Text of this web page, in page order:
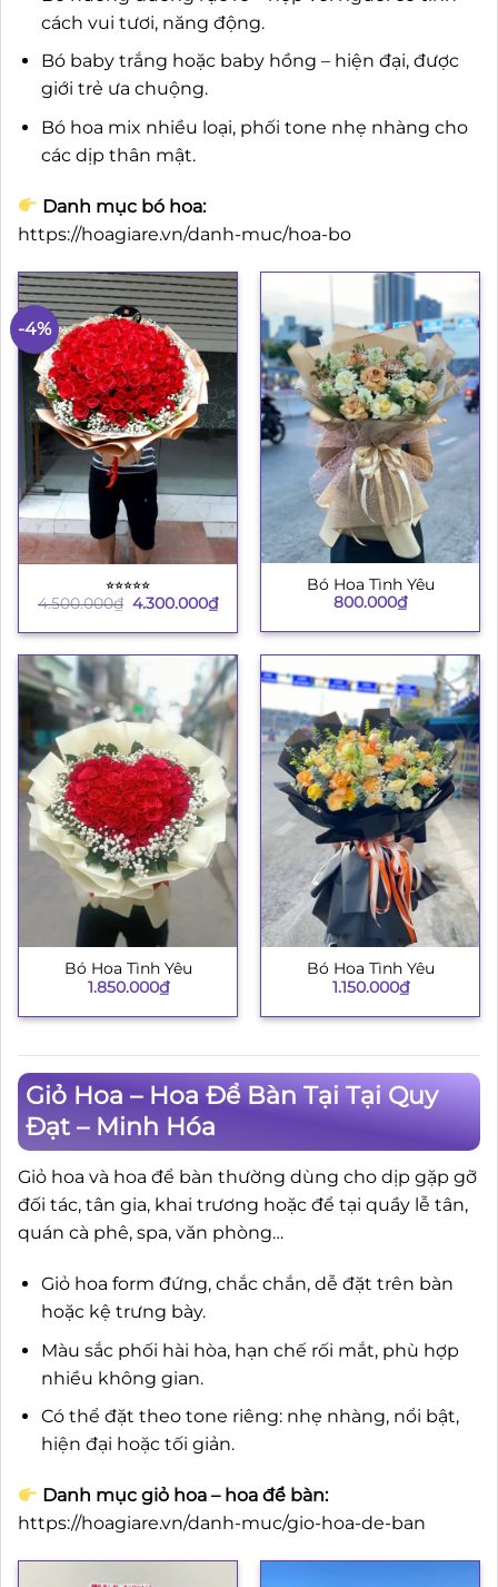
cách vui tươi, năng động.
Bó baby trắng hoặc baby hồng – hiện đại, được
giới trẻ ưa chuộng.
Bó hoa mix nhiều loại, phối tone nhẹ nhàng cho
các dịp thân mật.
Danh mục bó hoa:
https://hoagiare.vn/danh-muc/hoa-bo
-4%
⭐︎⭐︎⭐︎⭐︎⭐︎
4.500.000₫ Giá
là:
4.300.000₫Giá
hiện
tại
4.300.000₫.
Bó Hoa Tình Yêu
800.000₫
Bó Hoa Tình Yêu
1.850.000₫
Bó Hoa Tình Yêu
1.150.000₫
Giỏ Hoa – Hoa Để Bàn Tại Tại Quy
Đạt – Minh Hóa
Giỏ hoa và hoa để bàn thường dùng cho dịp gặp gỡ
đối tác, tân gia, khai trương hoặc để tại quầy lễ tân,
quán cà phê, spa, văn phòng…
Giỏ hoa form đứng, chắc chắn, dễ đặt trên bàn
hoặc kệ trưng bày.
Màu sắc phối hài hòa, hạn chế rối mắt, phù hợp
nhiều không gian.
Có thể đặt theo tone riêng: nhẹ nhàng, nổi bật,
hiện đại hoặc tối giản.
Danh mục giỏ hoa – hoa để bàn:
https://hoagiare.vn/danh-muc/gio-hoa-de-ban